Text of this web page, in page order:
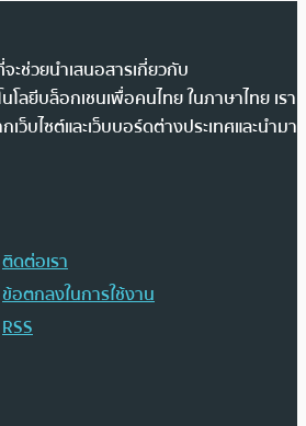
ะช่วยนำเสนอสารเกี่ยวกับ
โลยีบล็อกเชนเพื่อคนไทย ในภาษาไทย เรา
บไซต์และเว็บบอร์ดต่างประเทศและนำมา
ติดต่อเรา
ข้อตกลงในการใช้งาน
RSS